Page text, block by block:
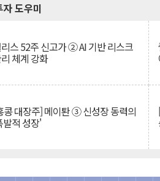
도우미
스 52주 신고가 ② AI 기반 리스크
체계 강화
콩 대장주] 메이퇀 ③ 신성장 동력의
발적 성장'